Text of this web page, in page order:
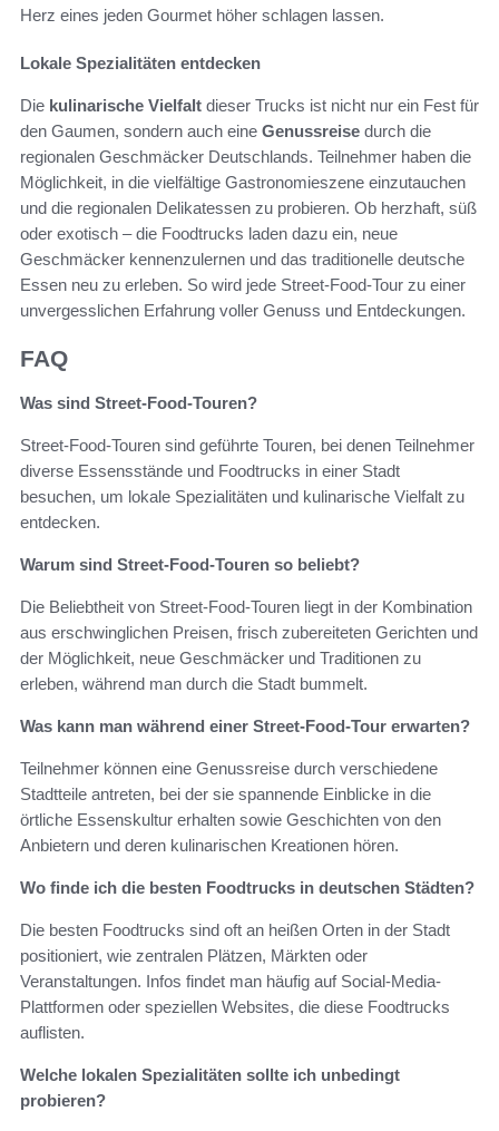
Herz eines jeden Gourmet höher schlagen lassen.
Lokale Spezialitäten entdecken
Die kulinarische Vielfalt dieser Trucks ist nicht nur ein Fest für
den Gaumen, sondern auch eine Genussreise durch die
regionalen Geschmäcker Deutschlands. Teilnehmer haben die
Möglichkeit, in die vielfältige Gastronomieszene einzutauchen
und die regionalen Delikatessen zu probieren. Ob herzhaft, süß
oder exotisch – die Foodtrucks laden dazu ein, neue
Geschmäcker kennenzulernen und das traditionelle deutsche
Essen neu zu erleben. So wird jede Street-Food-Tour zu einer
unvergesslichen Erfahrung voller Genuss und Entdeckungen.
FAQ
Was sind Street-Food-Touren?
Street-Food-Touren sind geführte Touren, bei denen Teilnehmer
diverse Essensstände und Foodtrucks in einer Stadt
besuchen, um lokale Spezialitäten und kulinarische Vielfalt zu
entdecken.
Warum sind Street-Food-Touren so beliebt?
Die Beliebtheit von Street-Food-Touren liegt in der Kombination
aus erschwinglichen Preisen, frisch zubereiteten Gerichten und
der Möglichkeit, neue Geschmäcker und Traditionen zu
erleben, während man durch die Stadt bummelt.
Was kann man während einer Street-Food-Tour erwarten?
Teilnehmer können eine Genussreise durch verschiedene
Stadtteile antreten, bei der sie spannende Einblicke in die
örtliche Essenskultur erhalten sowie Geschichten von den
Anbietern und deren kulinarischen Kreationen hören.
Wo finde ich die besten Foodtrucks in deutschen Städten?
Die besten Foodtrucks sind oft an heißen Orten in der Stadt
positioniert, wie zentralen Plätzen, Märkten oder
Veranstaltungen. Infos findet man häufig auf Social-Media-
Plattformen oder speziellen Websites, die diese Foodtrucks
auflisten.
Welche lokalen Spezialitäten sollte ich unbedingt
probieren?